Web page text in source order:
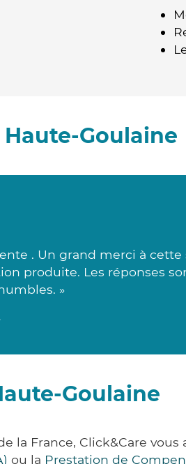
Goulaine
. Un grand merci à
produite. Les réponses
»
Goulaine
France, Click&Care vous
ou la Prestation de